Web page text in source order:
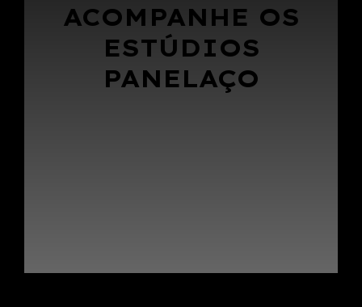
ACOMPANHE OS
ESTÚDIOS
PANELAÇO